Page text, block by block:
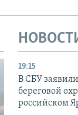
19:15
В СБУ
береговой
российском